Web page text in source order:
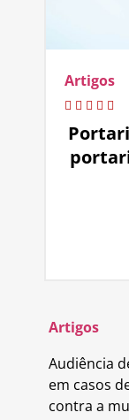
Artigos
Artigos
Audiência
em casos
contra a